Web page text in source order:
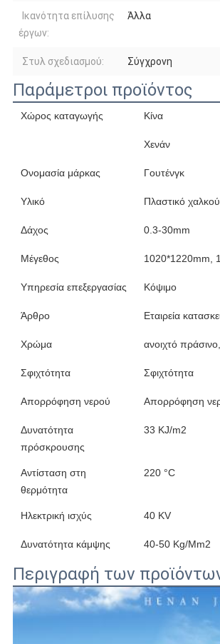
Ικανότητα επίλυσης
έργων:
Άλλα
Στυλ σχεδιασμού: Σύγχρονη
Παράμετροι προϊόντος
Χώρος καταγωγής Κίνα
Χενάν
Ονομασία μάρκας Γουτένγκ
Υλικό Πλαστικό χαλκού
Δάχος 0.3-30mm
Μέγεθος 1020*1220mm,
Υπηρεσία επεξεργασίας Κόψιμο
Άρθρο Εταιρεία
Χρώμα ανοιχτό
Σφιχτότητα Σφιχτότητα
Απορρόφηση νερού Απορρόφηση
Δυνατότητα
πρόσκρουσης
33 KJ/m2
Αντίσταση στη
θερμότητα
220 °C
Ηλεκτρική ισχύς 40 KV
Δυνατότητα κάμψης 40-50 Kg/Mm2
Περιγραφή των